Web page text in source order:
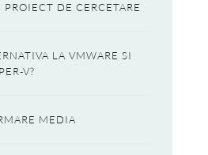
DE CERCETARE
LA VMWARE SI
V?
MEDIA